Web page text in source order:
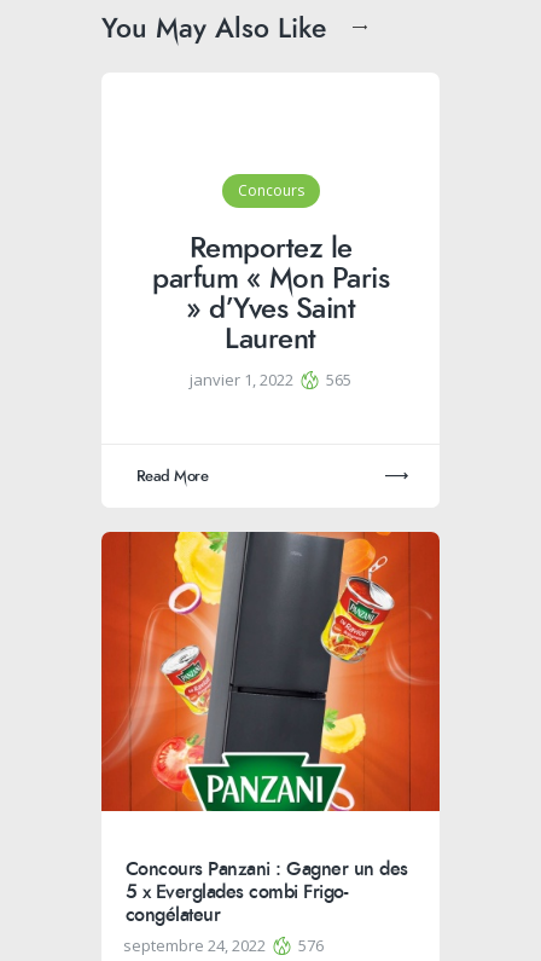
You May Also Like
Concours
Remportez le
parfum « Mon Paris
» d’Yves Saint
Laurent
janvier 1, 2022 565
Read More
Concours Panzani : Gagner un des
5 x Everglades combi Frigo-
congélateur
septembre 24, 2022 576